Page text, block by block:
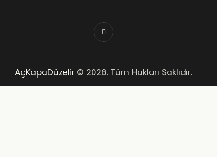
AçKapaDüzelir © 2026. Tüm Hakları Saklıdır.